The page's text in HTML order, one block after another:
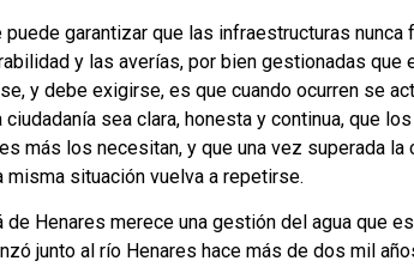
puede garantizar que las infraestructuras
y las averías, por bien gestionadas
y debe exigirse, es que cuando ocurren se
ciudadanía sea clara, honesta y continua, que
más los necesitan, y que una vez superada
misma situación vuelva a repetirse.
de Henares merece una gestión del agua que
junto al río Henares hace más de dos mil